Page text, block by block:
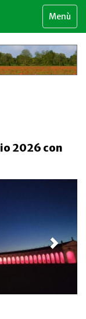
Menù
2026 con